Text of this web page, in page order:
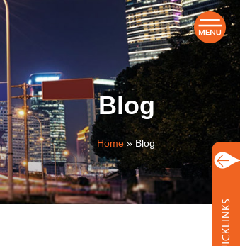
Blog
Home » Blog